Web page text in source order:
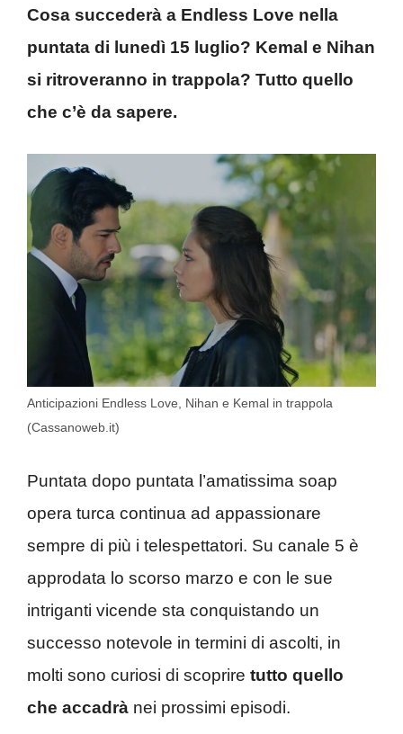
Cosa succederà a Endless Love nella
puntata di lunedì 15 luglio? Kemal e Nihan
si ritroveranno in trappola? Tutto quello
che c’è da sapere.
Anticipazioni Endless Love, Nihan e Kemal in trappola
(Cassanoweb.it)
Puntata dopo puntata l’amatissima soap
opera turca continua ad appassionare
sempre di più i telespettatori. Su canale 5 è
approdata lo scorso marzo e con le sue
intriganti vicende sta conquistando un
successo notevole in termini di ascolti, in
molti sono curiosi di scoprire tutto quello
che accadrà nei prossimi episodi.